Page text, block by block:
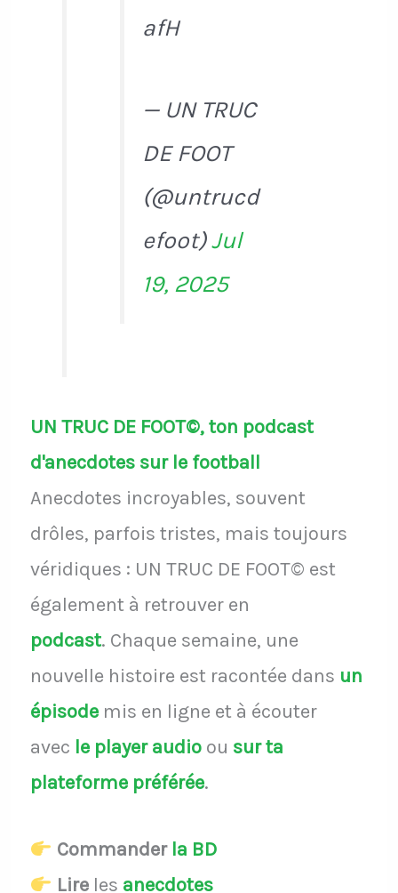
afH
— UN TRUC
DE FOOT
(@untrucd
efoot)Jul
19, 2025
UN TRUC DE FOOT©, ton podcast
d'anecdotes sur le football
Anecdotes incroyables, souvent
drôles, parfois tristes, mais toujours
véridiques : UN TRUC DE FOOT© est
également à retrouver en
podcast. Chaque semaine, une
nouvelle histoire est racontée dans un
épisodemis en ligne et à écouter
avec le player audio ou sur ta
plateforme préférée.
Commander la BD
Lireles anecdotes